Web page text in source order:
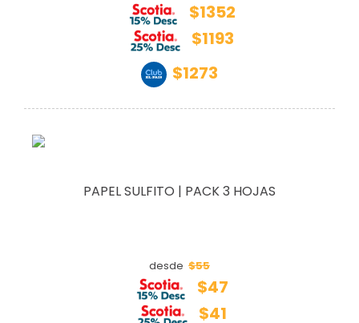
$1352
$1193
$1273
PAPEL SULFITO | PACK 3 HOJAS
desde $55
$47
$41